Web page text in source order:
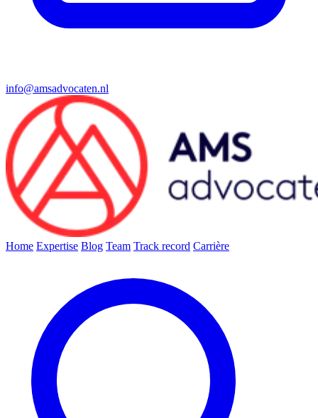
info@amsadvocaten.nl
Home Expertise Blog Team Track record Carrière